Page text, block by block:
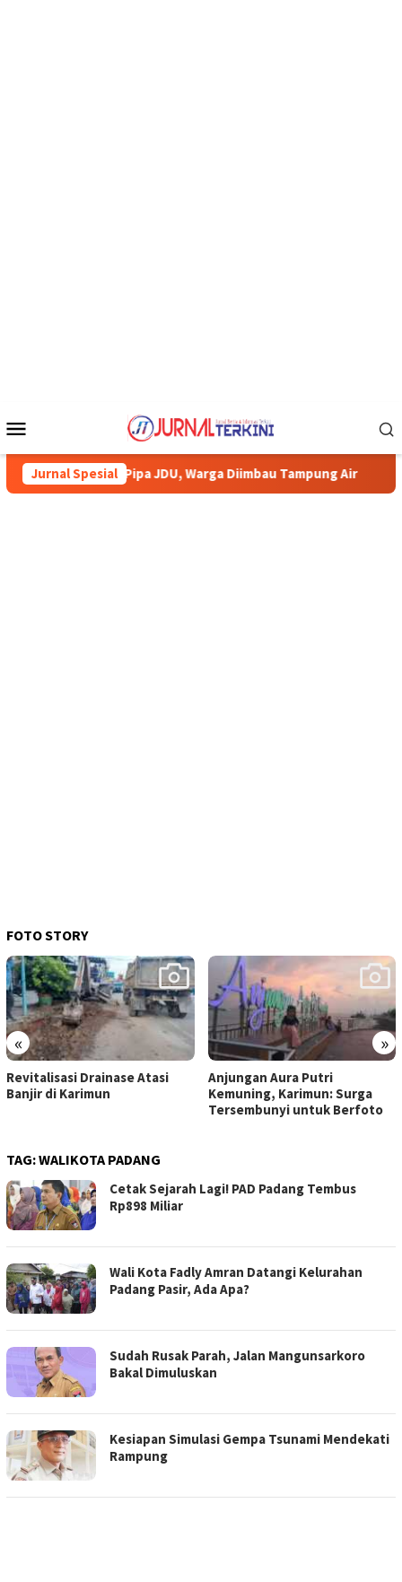
Mobile
Jurnal Spesial
JDU, Warga Diimbau Tampung Air Pemkab
FOTO STORY
« »
Revitalisasi Drainase Atasi
Banjir di Karimun
Anjungan Aura Putri
Kemuning, Karimun: Surga
Tersembunyi untuk Berfoto
TAG:WALIKOTA PADANG
Cetak Sejarah Lagi! PAD Padang Tembus
Rp898 Miliar
Wali Kota Fadly Amran Datangi Kelurahan
Padang Pasir, Ada Apa?
Sudah Rusak Parah, Jalan Mangunsarkoro
Bakal Dimuluskan
Kesiapan Simulasi Gempa Tsunami Mendekati
Rampung